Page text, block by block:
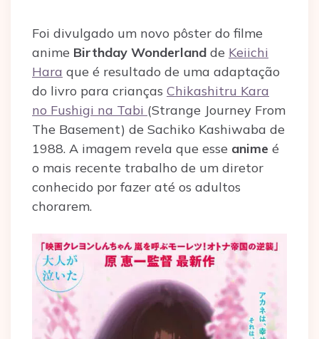
Foi divulgado um novo pôster do filme
anime Birthday Wonderland de Keiichi
Hara que é resultado de uma adaptação
do livro para crianças Chikashitru Kara
no Fushigi na Tabi (Strange Journey From
The Basement) de Sachiko Kashiwaba de
1988. A imagem revela que esse anime é
o mais recente trabalho de um diretor
conhecido por fazer até os adultos
chorarem.